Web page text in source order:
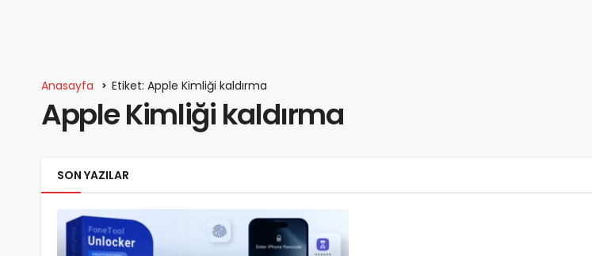
Anasayfa Etiket: Apple Kimliği kaldırma
Apple Kimliği kaldırma
SON YAZILAR